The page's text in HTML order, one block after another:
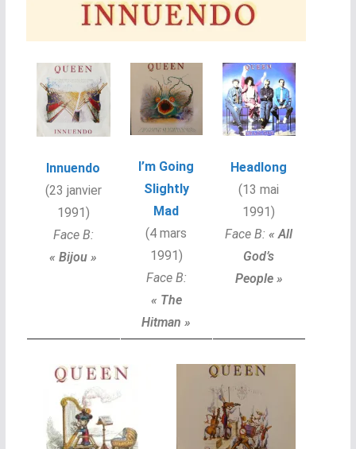
Innuendo
(23 janvier
1991)
Face B:
« Bijou »
I’m Going
Slightly
Mad
(4 mars
1991)
Face B:
« The
Hitman »
Headlong
(13 mai
1991)
Face B:« All
God’s
People »